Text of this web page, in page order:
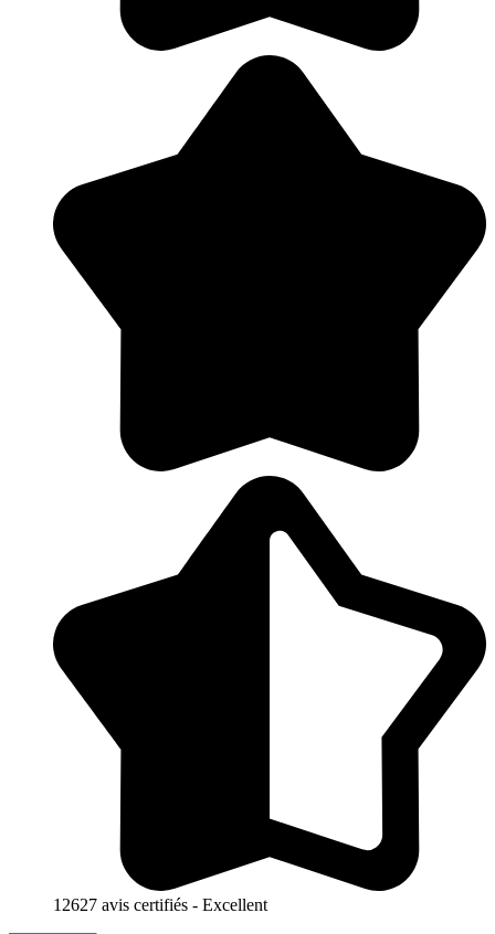
12627 avis certifiés - Excellent